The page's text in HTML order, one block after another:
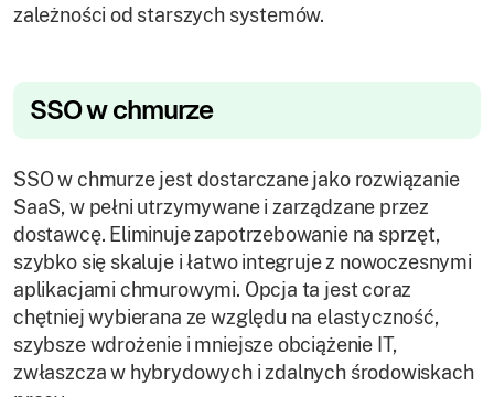
zależności od starszych systemów.
SSO w chmurze
SSO w chmurze jest dostarczane jako rozwiązanie
SaaS, w pełni utrzymywane i zarządzane przez
dostawcę. Eliminuje zapotrzebowanie na sprzęt,
szybko się skaluje i łatwo integruje z nowoczesnymi
aplikacjami chmurowymi. Opcja ta jest coraz
chętniej wybierana ze względu na elastyczność,
szybsze wdrożenie i mniejsze obciążenie IT,
zwłaszcza w hybrydowych i zdalnych środowiskach